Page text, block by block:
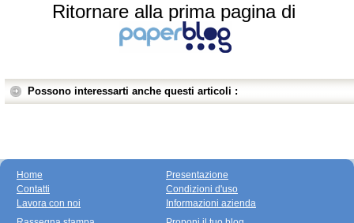
Ritornare alla prima pagina di
Possono interessarti anche questi articoli :
Home
Contatti
Lavora con noi
Presentazione
Condizioni d'uso
Informazioni azienda